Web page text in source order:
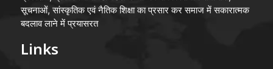
सूचनाओं, सांस्कृतिक एवं नैतिक शिक्षा का प्रसार कर समाज में सकारात्मक
बदलाव लाने में प्रयासरत
Links